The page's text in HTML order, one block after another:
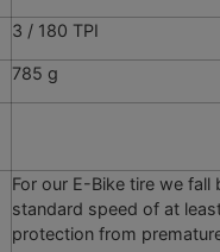
3 / 180 TPI
785 g
For our E-Bike tire we
standard speed of at
protection from